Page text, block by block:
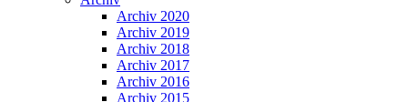
Archiv 2020
Archiv 2019
Archiv 2018
Archiv 2017
Archiv 2016
Archiv 2015